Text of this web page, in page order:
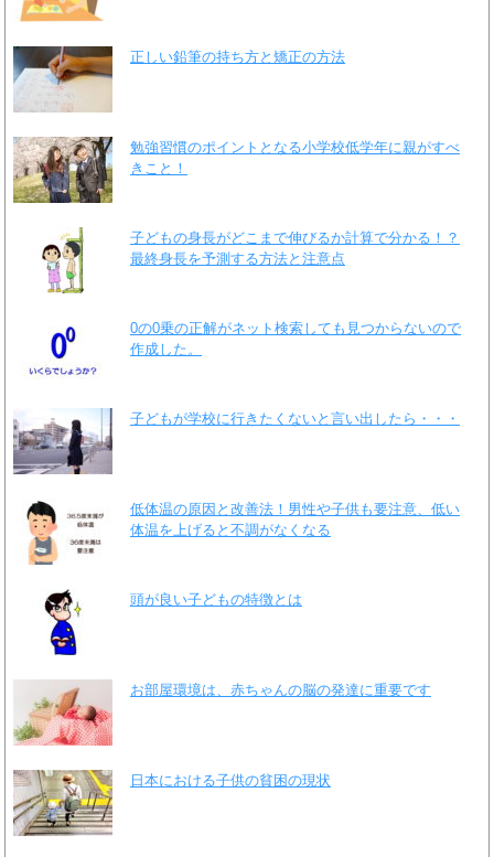
正しい鉛筆の持ち方と矯正の方法
勉強習慣のポイントとなる小学校低学年に親がすべ
きこと！
子どもの身長がどこまで伸びるか計算で分かる！？
最終身長を予測する方法と注意点
0の0乗の正解がネット検索しても見つからないので
作成した。
子どもが学校に行きたくないと言い出したら・・・
低体温の原因と改善法！男性や子供も要注意、低い
体温を上げると不調がなくなる
頭が良い子どもの特徴とは
お部屋環境は、赤ちゃんの脳の発達に重要です
日本における子供の貧困の現状